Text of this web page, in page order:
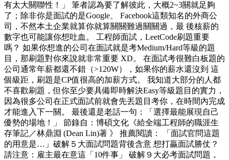
有太大關聯性！」 筆者認為要了解彼此，大概2~3關就足夠
了；除非你是面試的是Google、 Facebook這類知名的外商公
司，不然本土企業就算你就算關關難過關關過，最 後核薪的
數字也可能讓你想吐血。 工程師面試，LeetCode刷題重要
嗎？ 如果你想進的公司在面試就是考Medium/Hard等級的題
目，那刷題對你來說就非常重要 XD。 在面試考很難白板題的
公司通常年薪都還不錯（>120W），如果你的薪水還沒到 這
個級距，刷題是CP值很高的加薪方式。 我知道大部分的人都
不喜歡刷題，但你至少要具備即時解決Easy等級題目的實力，
因為很多公司在正式面試前就會先丟題目考你，在時間內完成
才能進入下一關。 最後還是老話一句：「選擇最能展現自己
優勢的場地！」 節錄自：博碩文化《給全端工程師的職涯生
存筆記／林鼎淵 (Dean Lin)著 》 推薦閱讀： 「面試官問這題
的用意是…」破解５大面試問題背後含意 想打贏面試勝仗？
請注意：雇主最在意這「10件事」 破解９大必考面試問題，